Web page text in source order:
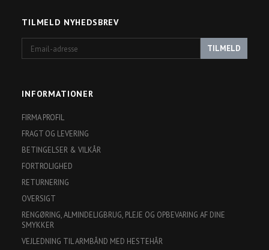
TILMELD NYHEDSBREV
adresse
TILMELD
INFORMATIONER
FIRMA PROFIL
FRAGT OG LEVERING
BETINGELSER & VILKÅR
FORTROLIGHED
RETURNERING
OVERSIGT
RENGØRING, ALMINDELIGBRUG, PLEJE OG OPBEVARING AF DINE
SMYKKER
VEJLEDNING TIL ARMBÅND MED HESTEHÅR